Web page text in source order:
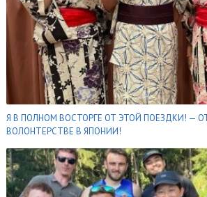
Я В ПОЛНОМ ВОСТОРГЕ ОТ ЭТОЙ ПОЕЗДКИ! —
ВОЛОНТЕРСТВЕ В ЯПОНИИ!